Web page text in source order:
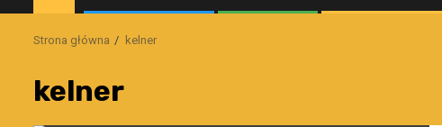
Strona główna kelner
kelner